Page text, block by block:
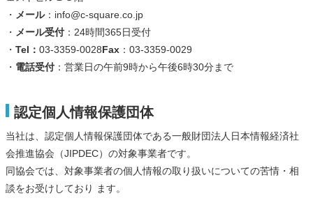
・ メール：info@c-square.co.jp
・ メール受付：24時間365日受付
・ Tel： 03-3359-0028Fax：03-3359-0029
・ 電話受付：営業日の午前9時から午後6時30分まで
認定個人情報保護団体
当社は、認定個人情報保護団体である一般財団法人日本情報経済社
会推進協会（JIPDEC）の対象事業者です。
同協会では、対象事業者の個人情報の取り扱いについての苦情・相
談をお受けしており ます。